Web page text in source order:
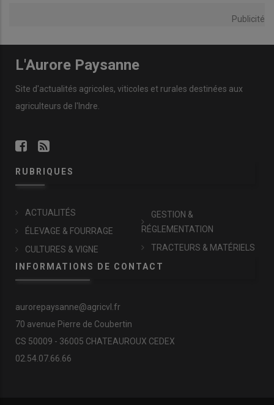
Publicité
L'Aurore Paysanne
Site d'actualités agricoles, viticoles et rurales destinées aux
agriculteurs de l'Indre.
RUBRIQUES
ACTUALITÉS
ÉLEVAGE & FOURRAGE
CULTURES & VIGNE
GESTION &
RÉGLEMENTATION
TRACTEURS & MATÉRIELS
INFORMATIONS DE CONTACT
aurorepaysanne@agricvl.fr
70 avenue Pierre de Coubertin
CS 50009 - 36005 CHATEAUROUX CEDEX
02.54.07.66.66